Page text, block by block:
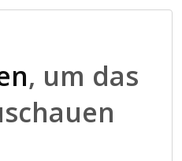
, um das